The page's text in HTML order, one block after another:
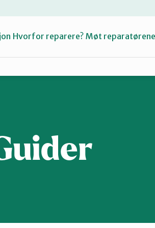
Hvorfor reparere? Møt reparatørene